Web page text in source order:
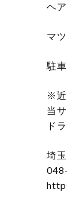
ヘ
マ
駐
※近
当
ド
埼